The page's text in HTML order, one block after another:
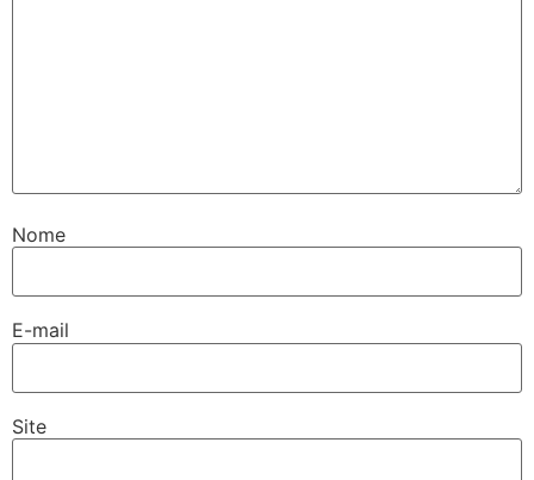
Nome
E-mail
Site